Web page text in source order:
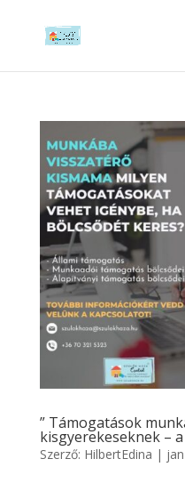
” Támogatások
kisgyerekeseknek –
Szerző: HilbertEdina |